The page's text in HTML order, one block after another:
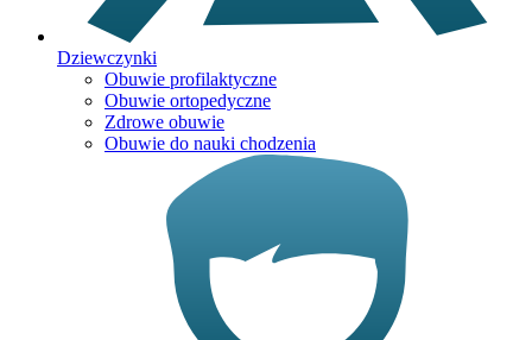
Dziewczynki
Obuwie profilaktyczne
Obuwie ortopedyczne
Zdrowe obuwie
Obuwie do nauki chodzenia